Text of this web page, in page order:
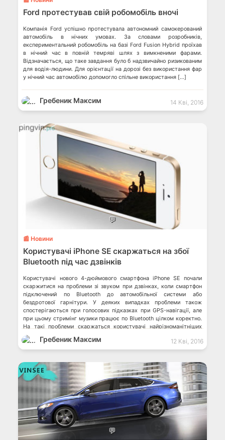
Ford протестував свій робомобіль вночі
Компанія Ford успішно протестувала автономний самокерований
автомобіль в нічних умовах. За словами розробників,
експериментальний робомобіль на базі Ford Fusion Hybrid проїхав
в нічний час в повній темряві шлях з вимкненими фарами.
Відзначається, що таке завдання було б надзвичайно ризикованим
для водія-людини. Для орієнтації на дорозі без використання фар
у нічний час автомобілю допомогло спільне використання […]
Гребеник Максим 14 Кві, 2016
💬
📰 Новини
Користувачі iPhone SE скаржаться на збої
Bluetooth під час дзвінків
Користувачі нового 4-дюймового смартфона iPhone SE почали
скаржитися на проблеми зі звуком при дзвінках, коли смартфон
підключений по Bluetooth до автомобільної системи або
бездротової гарнітури. У деяких випадках проблеми також
спостерігаються при голосових підказках при GPS-навігації, але
при цьому стримінг музики працює по Bluetooth цілком коректно.
На такі проблеми скаржаться користувачі найрізноманітніших
автомобілів від таких […]
Гребеник Максим 12 Кві, 2016
💬